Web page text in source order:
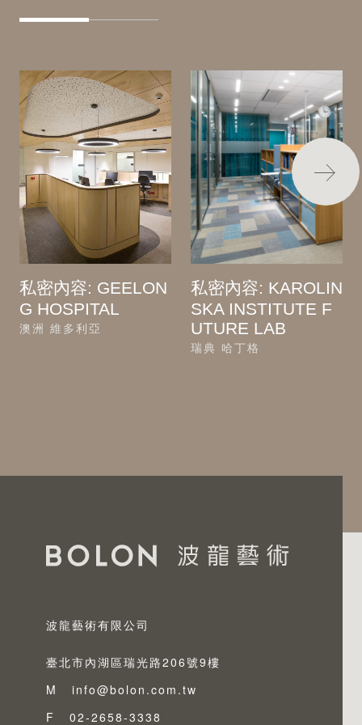
私密內容: GEELON
G HOSPITAL
澳洲 維多利亞
私密內容: KAROLIN
SKA INSTITUTE F
UTURE LAB
瑞典 哈丁格
波龍藝術有限公司
臺北市內湖區瑞光路206號9樓
M
info@bolon.com.tw
F
02-2658-3338